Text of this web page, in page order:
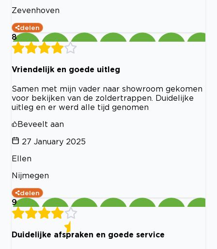
Zevenhoven
delen
8
Vriendelijk en goede uitleg
Samen met mijn vader naar showroom gekomen
voor bekijken van de zoldertrappen. Duidelijke
uitleg en er werd alle tijd genomen
Beveelt aan
27 January 2025
Ellen
Nijmegen
delen
9
Duidelijke afspraken en goede service